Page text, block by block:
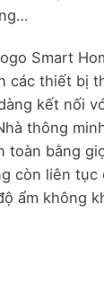
Smart
các thiết bị
kết nối
thông
toàn bằng
còn liên tục
ẩm không